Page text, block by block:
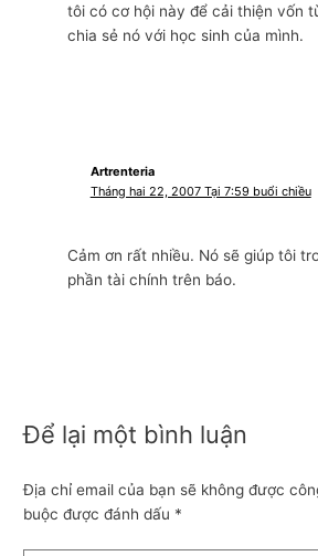
tôi có cơ hội này để cải thiện vốn
chia sẻ nó với học sinh của mình.
Artrenteria
Tháng hai 22, 2007 Tại 7:59 buổi chiều
Cảm ơn rất nhiều. Nó sẽ giúp tôi
phần tài chính trên báo.
Để lại một bình luận
Địa chỉ email của bạn sẽ không được
buộc được đánh dấu *